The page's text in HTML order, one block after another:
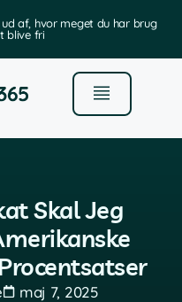
af investeringsporteføljer
Skal Jeg
maj 7, 2025